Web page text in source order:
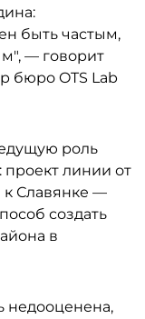
быть частым,
— говорит
бюро OTS Lab
роль
линии от
Славянке —
создать
в
недооценена,